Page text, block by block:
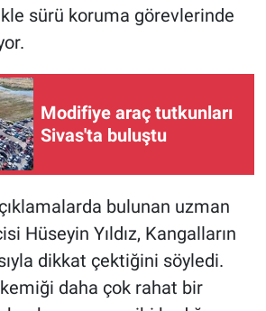
sürü koruma görevlerinde
Modifiye araç tutkunları
Sivas'ta buluştu
bulunan uzman
Hüseyin Yıldız, Kangalların
dikkat çektiğini söyledi.
kemiği daha çok rahat bir